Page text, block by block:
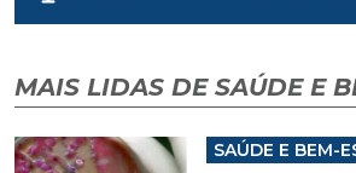
MAIS LIDAS DE SAÚDE E
SAÚDE E BEM-